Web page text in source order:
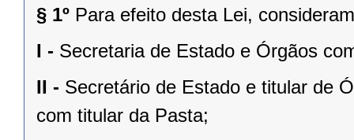
§ 1º Para efeito desta Lei,
I - Secretaria de Estado e Órgãos
II - Secretário de Estado e titular de
com titular da Pasta;